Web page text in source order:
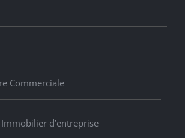
Commerciale
d’entreprise